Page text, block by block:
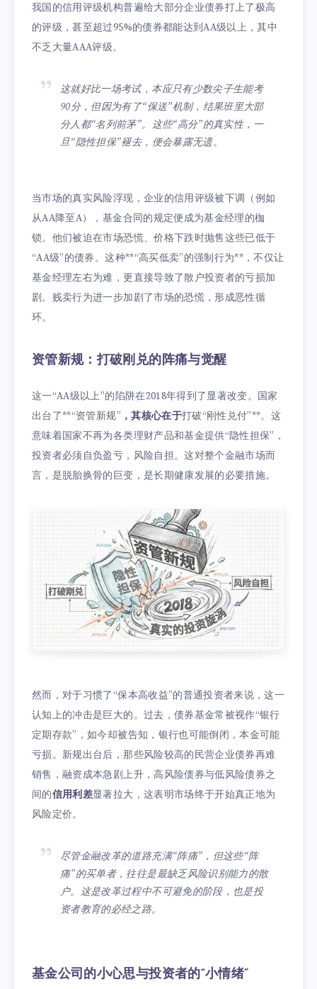
我国的信用评级机构普遍给大部分企业债券打上了极高
的评级，甚至超过95%的债券都能达到AA级以上，其中
不乏大量AAA评级。
这就好比一场考试，本应只有少数尖子生能考
90分，但因为有了“保送”机制，结果班里大部
分人都“名列前茅”。这些“高分”的真实性，一
旦“隐性担保”褪去，便会暴露无遗。
当市场的真实风险浮现，企业的信用评级被下调（例如
从AA降至A），基金合同的规定便成为基金经理的枷
锁。他们被迫在市场恐慌、价格下跌时抛售这些已低于
“AA级”的债券。这种**“高买低卖”的强制行为**，不仅让
基金经理左右为难，更直接导致了散户投资者的亏损加
剧。贱卖行为进一步加剧了市场的恐慌，形成恶性循
环。
资管新规：打破刚兑的阵痛与觉醒
这一“AA级以上”的陷阱在2018年得到了显著改变。国家
出台了**“资管新规” ，其核心在于打破“刚性兑付”**。这
意味着国家不再为各类理财产品和基金提供“隐性担保”，
投资者必须自负盈亏，风险自担。这对整个金融市场而
言，是脱胎换骨的巨变，是长期健康发展的必要措施。
然而，对于习惯了“保本高收益”的普通投资者来说，这一
认知上的冲击是巨大的。过去，债券基金常被视作“银行
定期存款”，如今却被告知，银行也可能倒闭，本金可能
亏损。新规出台后，那些风险较高的民营企业债券再难
销售，融资成本急剧上升，高风险债券与低风险债券之
间的信用利差显著拉大，这表明市场终于开始真正地为
风险定价。
尽管金融改革的道路充满“阵痛”，但这些“阵
痛”的买单者，往往是最缺乏风险识别能力的散
户。这是改革过程中不可避免的阶段，也是投
资者教育的必经之路。
基金公司的小心思与投资者的“小情绪”